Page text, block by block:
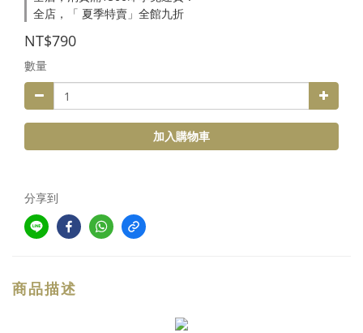
全店，「 夏季特賣」全館九折
NT$790
數量
加入購物車
分享到
商品描述